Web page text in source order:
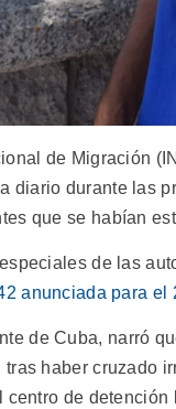
de Migración
diario durante las
que se habían
de las
anunciada para el
de Cuba, narró
haber cruzado
de